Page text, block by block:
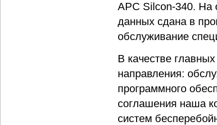
APC Silcon-340. На
данных сдана в
обслуживание
В качестве
направления:
программного
соглашения наша
систем